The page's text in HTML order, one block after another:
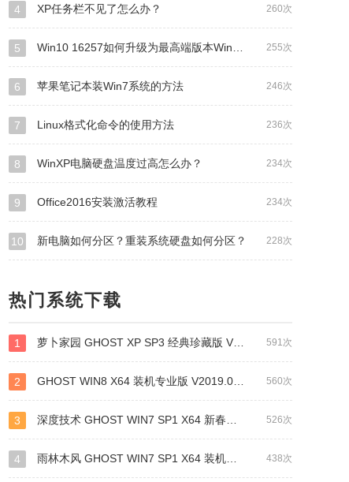
260次
4 XP任务栏不见了怎么办？
255次
5 Win10 16257如何升级为最高端版本Win10 Pro for Workstations？
246次
6 苹果笔记本装Win7系统的方法
236次
7 Linux格式化命令的使用方法
234次
8 WinXP电脑硬盘温度过高怎么办？
234次
9 Office2016安装激活教程
228次
10 新电脑如何分区？重装系统硬盘如何分区？
热门系统下载
591次
1 萝卜家园 GHOST XP SP3 经典珍藏版 V2019.01
560次
2 GHOST WIN8 X64 装机专业版 V2019.01 (64位)
526次
3 深度技术 GHOST WIN7 SP1 X64 新春贺岁版 V2019.02（64位）
438次
4 雨林木风 GHOST WIN7 SP1 X64 装机旗舰版 V2019.03（64位）